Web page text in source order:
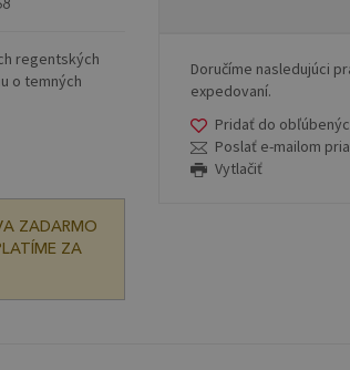
regentských
o temných
ZADARMO
ZA
Doručíme nasledujúci
expedovaní.
Pridať do
Poslať e-mailom
Vytlačiť